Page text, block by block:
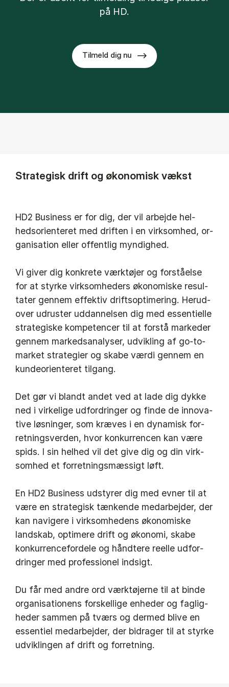
på HD.
Tilmeld dig nu
Strategisk drift og økonomisk vækst
HD2 Bu­si­ness er for dig, der vil ar­bej­de hel­
heds­o­ri­en­te­ret med drif­ten i en virk­som­hed, or­
ga­ni­sa­tion el­ler of­fent­lig myn­dig­hed.
Vi gi­ver dig kon­kre­te værk­tø­jer og for­stå­el­se
for at styr­ke virk­som­he­ders øko­no­mi­ske re­sul­
ta­ter gen­nem ef­fek­tiv drifts­op­ti­me­ring. Her­u­d­
over ud­ru­ster ud­dan­nel­sen dig med es­sen­ti­el­le
stra­te­gi­ske kom­pe­ten­cer til at for­stå mar­ke­der
gen­nem mar­keds­a­na­ly­ser, ud­vik­ling af go-to-
mar­ket stra­te­gi­er og ska­be vær­di gen­nem en
kun­de­o­ri­en­te­ret til­gang.
Det gør vi blandt an­det ved at lade dig dyk­ke
ned i vir­ke­li­ge ud­for­drin­ger og fin­de de in­nova­
ti­ve løs­nin­ger, som kræ­ves i en dy­na­misk for­
ret­nings­ver­den, hvor kon­kur­ren­cen kan være
spids. I sin hel­hed vil det give dig og din virk­
som­hed et for­ret­nings­mæs­sigt løft.
En HD2 Bu­si­ness ud­sty­rer dig med ev­ner til at
være en stra­te­gisk tæn­ken­de me­d­ar­bej­der, der
kan navi­ge­re i virk­som­he­dens øko­no­mi­ske
land­skab, op­ti­me­re drift og øko­no­mi, ska­be
kon­kur­ren­ce­for­de­le og hånd­te­re re­el­le ud­for­
drin­ger med pro­fes­sio­nel ind­sigt.
Du får med an­dre ord værk­tø­jer­ne til at bin­de
or­ga­ni­sa­tio­nens for­skel­li­ge en­he­der og fag­lig­
he­der sam­men på tværs og der­med bli­ve en
es­sen­ti­el me­d­ar­bej­der, der bi­dra­ger til at styr­ke
ud­vik­lin­gen af drift og for­ret­ning.